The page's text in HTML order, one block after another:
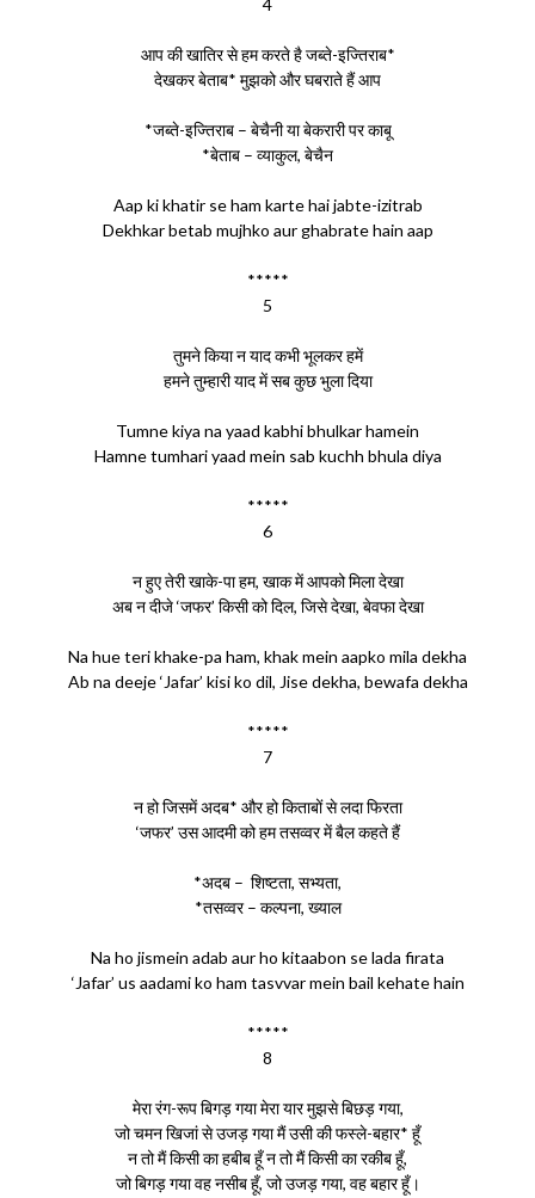
4
आप की खातिर से हम करते है जब्ते-इज्तिराब*
देखकर बेताब* मुझको और घबराते हैं आप
*जब्ते-इज्तिराब – बेचैनी या बेकरारी पर काबू
*बेताब – व्याकुल, बेचैन
Aap ki khatir se ham karte hai jabte-izitrab
Dekhkar betab mujhko aur ghabrate hain aap
*****
5
तुमने किया न याद कभी भूलकर हमें
हमने तुम्हारी याद में सब कुछ भुला दिया
Tumne kiya na yaad kabhi bhulkar hamein
Hamne tumhari yaad mein sab kuchh bhula diya
*****
6
न हुए तेरी खाके-पा हम, खाक में आपको मिला देखा
अब न दीजे ‘जफर’ किसी को दिल, जिसे देखा, बेवफा देखा
Na hue teri khake-pa ham, khak mein aapko mila dekha
Ab na deeje ‘Jafar’ kisi ko dil, Jise dekha, bewafa dekha
*****
7
न हो जिसमें अदब* और हो किताबों से लदा फिरता
‘जफर’ उस आदमी को हम तसव्वर में बैल कहते हैं
*अदब – शिष्टता, सभ्यता,
*तसव्वर – कल्पना, ख्याल
Na ho jismein adab aur ho kitaabon se lada firata
‘Jafar’ us aadami ko ham tasvvar mein bail kehate hain
*****
8
मेरा रंग-रूप बिगड़ गया मेरा यार मुझसे बिछड़ गया,
जो चमन खिजां से उजड़ गया मैं उसी की फस्ले-बहार* हूँ
न तो मैं किसी का हबीब हूँ न तो मैं किसी का रकीब हूँ,
जो बिगड़ गया वह नसीब हूँ, जो उजड़ गया, वह बहार हूँ।